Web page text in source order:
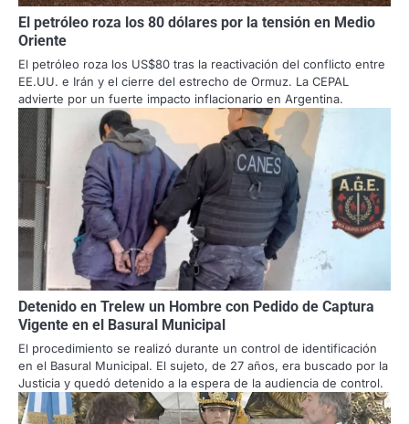
El petróleo roza los 80 dólares por la tensión en Medio
Oriente
El petróleo roza los US$80 tras la reactivación del conflicto entre
EE.UU. e Irán y el cierre del estrecho de Ormuz. La CEPAL
advierte por un fuerte impacto inflacionario en Argentina.
Detenido en Trelew un Hombre con Pedido de Captura
Vigente en el Basural Municipal
El procedimiento se realizó durante un control de identificación
en el Basural Municipal. El sujeto, de 27 años, era buscado por la
Justicia y quedó detenido a la espera de la audiencia de control.